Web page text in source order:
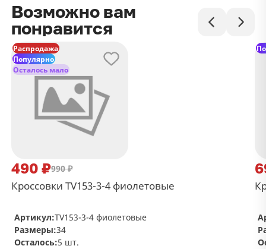
Возможно вам
понравится
Распродажа
Популярно
Осталось мало
490 ₽990 ₽
Кроссовки TV153-3-4 фиолетовые
Артикул:TV153-3-4 фиолетовые
Размеры:34
Осталось:5 шт.